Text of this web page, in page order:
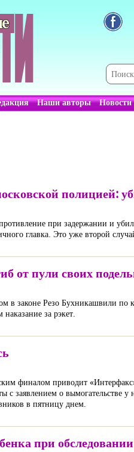
Наши авторы Новости
полицией:
при задержании и
главка. Это уже второй
от пули своих
в законе Резо Бухникашвили
за рэкет.
финалом приводит
с заявлением о вымогательстве
в пятницу днем.
при